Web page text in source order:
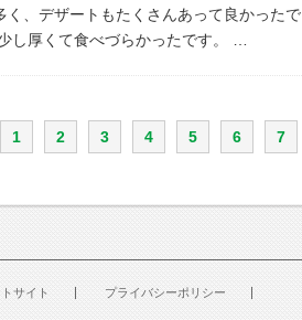
く、デザートもたくさんあって良かったで
し厚くて食べづらかったです。
1 2 3 4 5 6 7
サイト
プライバシーポリシー